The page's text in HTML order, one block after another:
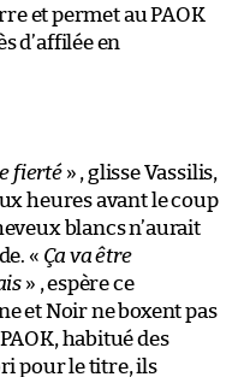
et permet au PAOK
d’affilée en
fierté» , glisse Vassilis,
heures avant le coup
blancs n’aurait
« Ça va être
» , espère ce
et Noir ne boxent pas
habitué des
pour le titre, ils